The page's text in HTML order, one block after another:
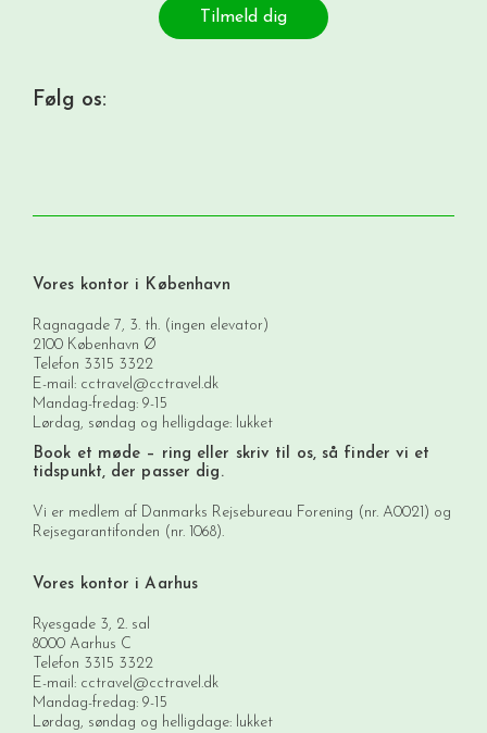
Tilmeld dig
Følg os:
Vores kontor i København
Ragnagade 7, 3. th. (ingen elevator)
2100 København Ø
Telefon 3315 3322
E-mail: cctravel@cctravel.dk
Mandag-fredag: 9-15
Lørdag, søndag og helligdage: lukket
Book et møde – ring eller skriv til os, så finder vi et
tidspunkt, der passer dig.
Vi er medlem af Danmarks Rejsebureau Forening (nr. A0021) og
Rejsegarantifonden (nr. 1068).
Vores kontor i Aarhus
Ryesgade 3, 2. sal
8000 Aarhus C
Telefon 3315 3322
E-mail: cctravel@cctravel.dk
Mandag-fredag: 9-15
Lørdag, søndag og helligdage: lukket